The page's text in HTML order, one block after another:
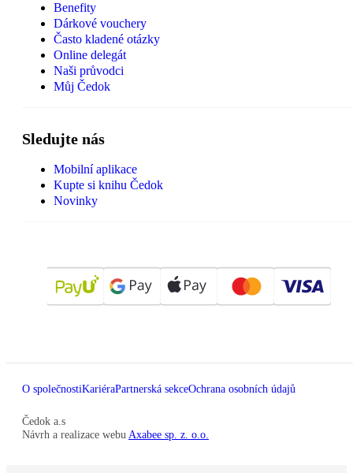
Benefity
Dárkové vouchery
Často kladené otázky
Online delegát
Naši průvodci
Můj Čedok
Sledujte nás
Mobilní aplikace
Kupte si knihu Čedok
Novinky
O společnostiKariéraPartnerská sekceOchrana osobních údajů
Čedok a.s
Návrh a realizace webu Axabee sp. z. o.o.